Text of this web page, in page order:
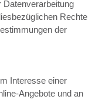
Datenverarbeitung
Rechte
der
Interesse einer
Angebote und an